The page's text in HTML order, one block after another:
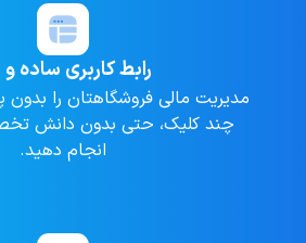
رابط کاربری ساده و
مدیریت مالی فروشگاهتان را
چند کلیک، حتی بدون دانش
انجام دهید.